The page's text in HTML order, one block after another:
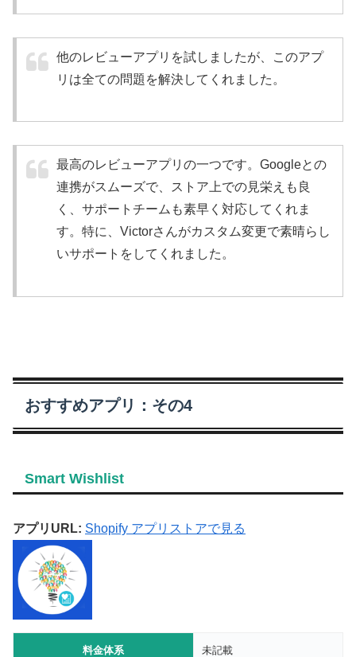
他のレビューアプリを試しましたが、このアプ
リは全ての問題を解決してくれました。
最高のレビューアプリの一つです。Googleとの
連携がスムーズで、ストア上での見栄えも良
く、サポートチームも素早く対応してくれま
す。特に、Victorさんがカスタム変更で素晴らし
いサポートをしてくれました。
おすすめアプリ：その4
Smart Wishlist
アプリURL: Shopify アプリストアで見る
料金体系 未記載